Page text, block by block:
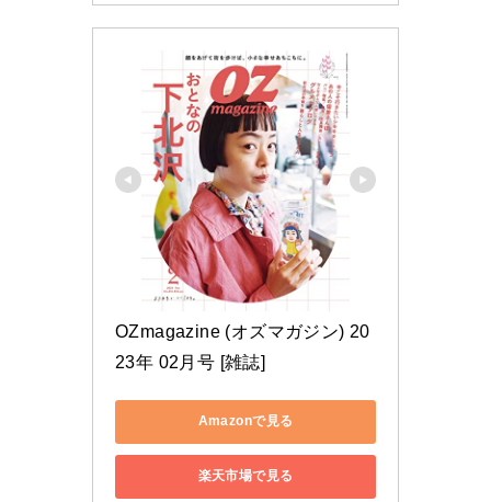
OZmagazine (オズマガジン) 20
23年 02月号 [雑誌]
Amazonで見る
楽天市場で見る